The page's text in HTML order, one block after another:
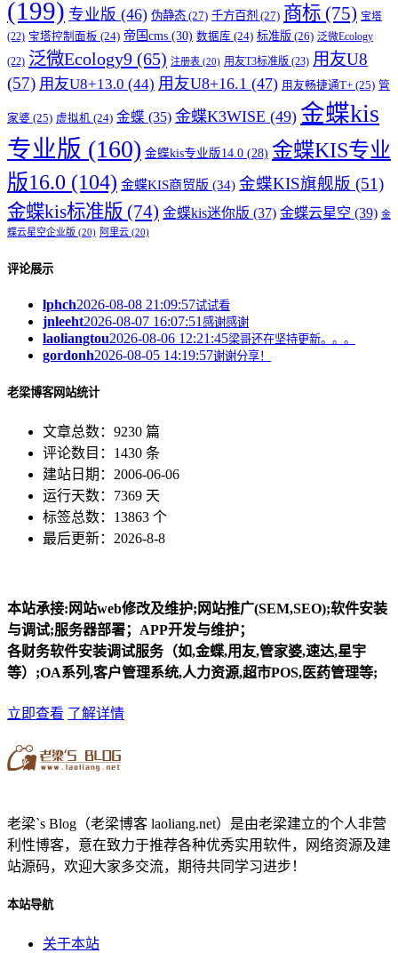
(199) 专业版 (46) 伪静态 (27) 千方百剂 (27) 商标 (75) 宝塔
(22) 宝塔控制面板 (24) 帝国cms (30) 数据库 (24) 标准版 (26) 泛微Ecology
(22) 泛微Ecology9 (65) 注册表 (20) 用友T3标准版 (23) 用友U8
(57) 用友U8+13.0 (44) 用友U8+16.1 (47) 用友畅捷通T+ (25) 管
家婆 (25) 虚拟机 (24) 金蝶 (35) 金蝶K3WISE (49) 金蝶kis
专业版 (160) 金蝶kis专业版14.0 (28) 金蝶KIS专业
版16.0 (104) 金蝶KIS商贸版 (34) 金蝶KIS旗舰版 (51)
金蝶kis标准版 (74) 金蝶kis迷你版 (37) 金蝶云星空 (39) 金
蝶云星空企业版 (20) 阿里云 (20)
评论展示
lphch2026-08-08 21:09:57试试看
jnleeht2026-08-07 16:07:51 感谢感谢
laoliangtou2026-08-06 12:21:45梁哥还在坚持更新。。。
gordonh2026-08-05 14:19:57谢谢分享！
老梁博客网站统计
文章总数：9230 篇
评论数目：1430 条
建站日期：2006-06-06
运行天数：7369 天
标签总数：13863 个
最后更新：2026-8-8
本站承接:网站web修改及维护;网站推广(SEM,SEO);软件安装
与调试;服务器部署；APP开发与维护；
各财务软件安装调试服务（如,金蝶,用友,管家婆,速达,星宇
等）;OA系列,客户管理系统,人力资源,超市POS,医药管理等;
立即查看 了解详情
老梁`s Blog（老梁博客 laoliang.net）是由老梁建立的个人非营
利性博客，意在致力于推荐各种优秀实用软件，网络资源及建
站源码，欢迎大家多交流，期待共同学习进步！
本站导航
关于本站